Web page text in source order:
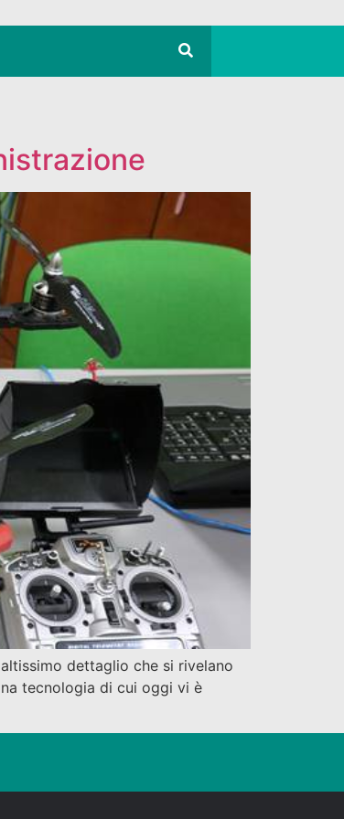
dettaglio che si rivelano
tecnologia di cui oggi vi è